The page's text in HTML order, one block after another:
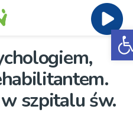
szpitalu św.